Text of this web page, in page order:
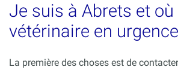
Je suis à Abrets et
vétérinaire en
La première des choses est de